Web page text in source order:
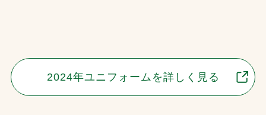
2024年ユニフォームを詳しく見る